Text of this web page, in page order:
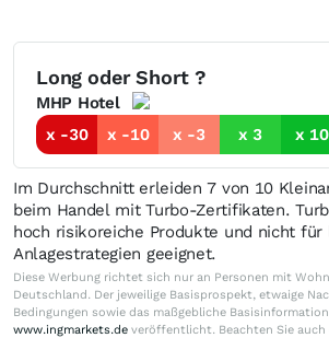
Long oder Short ?
MHP Hotel
x -30
x -10 x -3 x 3 x 10
Im Durchschnitt erleiden 7 von 10
beim Handel mit Turbo-Zertifikaten.
hoch risikoreiche Produkte und nicht für
Anlagestrategien geeignet.
Diese Werbung richtet sich nur an Personen mit
Deutschland. Der jeweilige Basisprospekt, etwaige
Bedingungen sowie das maßgebliche
www.ingmarkets.de veröffentlicht. Beachten Sie auch